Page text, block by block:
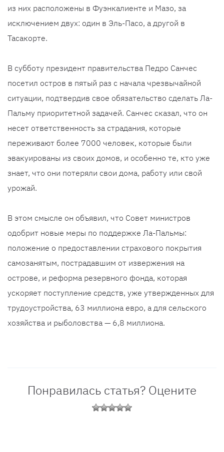
из них расположены в Фуэнкалиенте и Мазо, за
исключением двух: один в Эль-Пасо, а другой в
Тасакорте.
В субботу президент правительства Педро Санчес
посетил остров в пятый раз с начала чрезвычайной
ситуации, подтвердив свое обязательство сделать Ла-
Пальму приоритетной задачей. Санчес сказал, что он
несет ответственность за страдания, которые
переживают более 7000 человек, которые были
эвакуированы из своих домов, и особенно те, кто уже
знает, что они потеряли свои дома, работу или свой
урожай.
В этом смысле он объявил, что Совет министров
одобрит новые меры по поддержке Ла-Пальмы:
положение о предоставлении страхового покрытия
самозанятым, пострадавшим от извержения на
острове, и реформа резервного фонда, которая
ускоряет поступление средств, уже утвержденных для
трудоустройства, 63 миллиона евро, а для сельского
хозяйства и рыболовства — 6,8 миллиона.
Понравилась статья? Оцените